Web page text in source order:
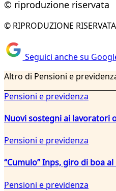
© riproduzione riservata
© RIPRODUZIONE RISERVATA
Seguici anche su
Altro di Pensioni e
Pensioni e previdenza
Nuovi sostegni ai lavoratori
Pensioni e previdenza
“Cumulo” Inps, giro di boa al
Pensioni e previdenza